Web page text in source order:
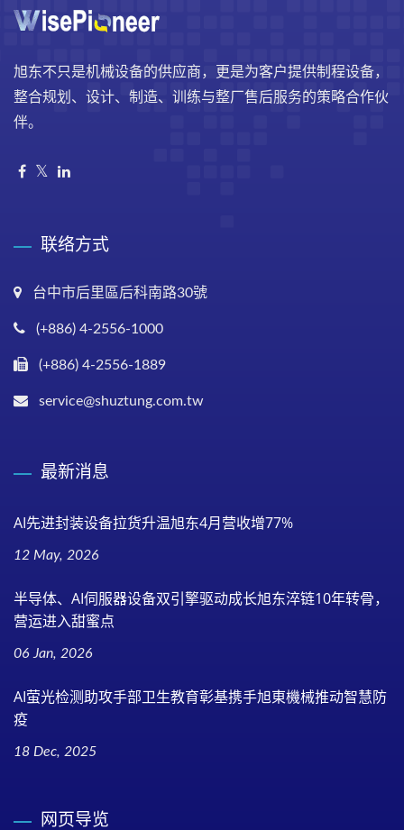
旭东不只是机械设备的供应商，更是为客户提供制程设备，
整合规划、设计、制造、训练与整厂售后服务的策略合作伙
伴。
联络方式
台中市后里區后科南路30號
(+886) 4-2556-1000
(+886) 4-2556-1889
service@shuztung.com.tw
最新消息
AI先进封装设备拉货升温旭东4月营收增77%
12 May, 2026
半导体、AI伺服器设备双引擎驱动成长旭东淬链10年转骨，
营运进入甜蜜点
06 Jan, 2026
AI萤光检测助攻手部卫生教育彰基携手旭東機械推动智慧防
疫
18 Dec, 2025
网页导览